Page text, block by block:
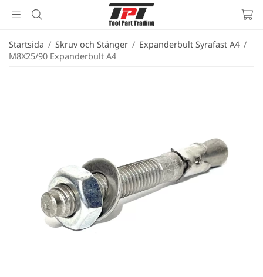
Startsida / Skruv och Stänger / Expanderbult Syrafast A4 /
M8X25/90 Expanderbult A4